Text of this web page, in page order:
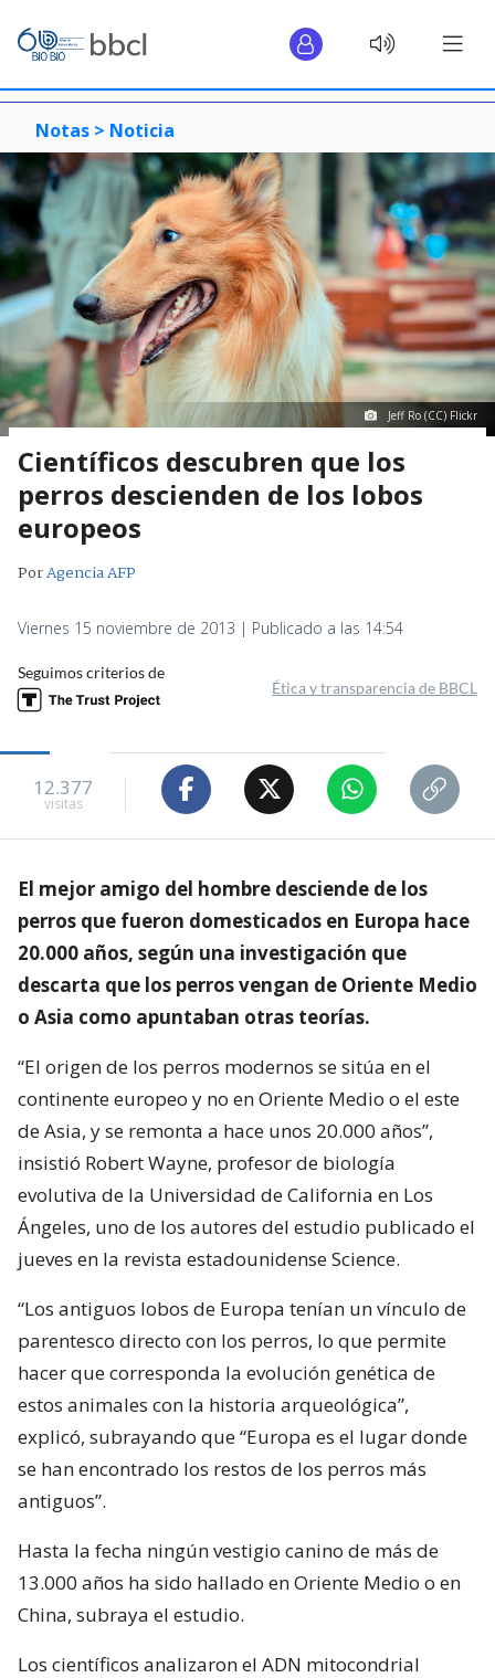
Notas > Noticia
Jeff Ro (CC) Flickr
Científicos descubren que los
perros descienden de los lobos
europeos
PorAgencia AFP
Viernes 15 noviembre de 2013 | Publicado a las 14:54
Seguimos criterios de
Ética y transparencia de BBCL
12.377
visitas
El mejor amigo del hombre desciende de los
perros que fueron domesticados en Europa hace
20.000 años, según una investigación que
descarta que los perros vengan de Oriente Medio
o Asia como apuntaban otras teorías.
“El origen de los perros modernos se sitúa en el
continente europeo y no en Oriente Medio o el este
de Asia, y se remonta a hace unos 20.000 años”,
insistió Robert Wayne, profesor de biología
evolutiva de la Universidad de California en Los
Ángeles, uno de los autores del estudio publicado el
jueves en la revista estadounidense Science.
“Los antiguos lobos de Europa tenían un vínculo de
parentesco directo con los perros, lo que permite
hacer que corresponda la evolución genética de
estos animales con la historia arqueológica”,
explicó, subrayando que “Europa es el lugar donde
se han encontrado los restos de los perros más
antiguos”.
Hasta la fecha ningún vestigio canino de más de
13.000 años ha sido hallado en Oriente Medio o en
China, subraya el estudio.
Los científicos analizaron el ADN mitocondrial